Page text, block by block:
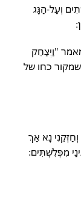
וְעַל-הַגָּג
"וַיְצַחֵק
שמקור כחו של
נָא אַךְ
מִפְּלִשְׁתִּים: